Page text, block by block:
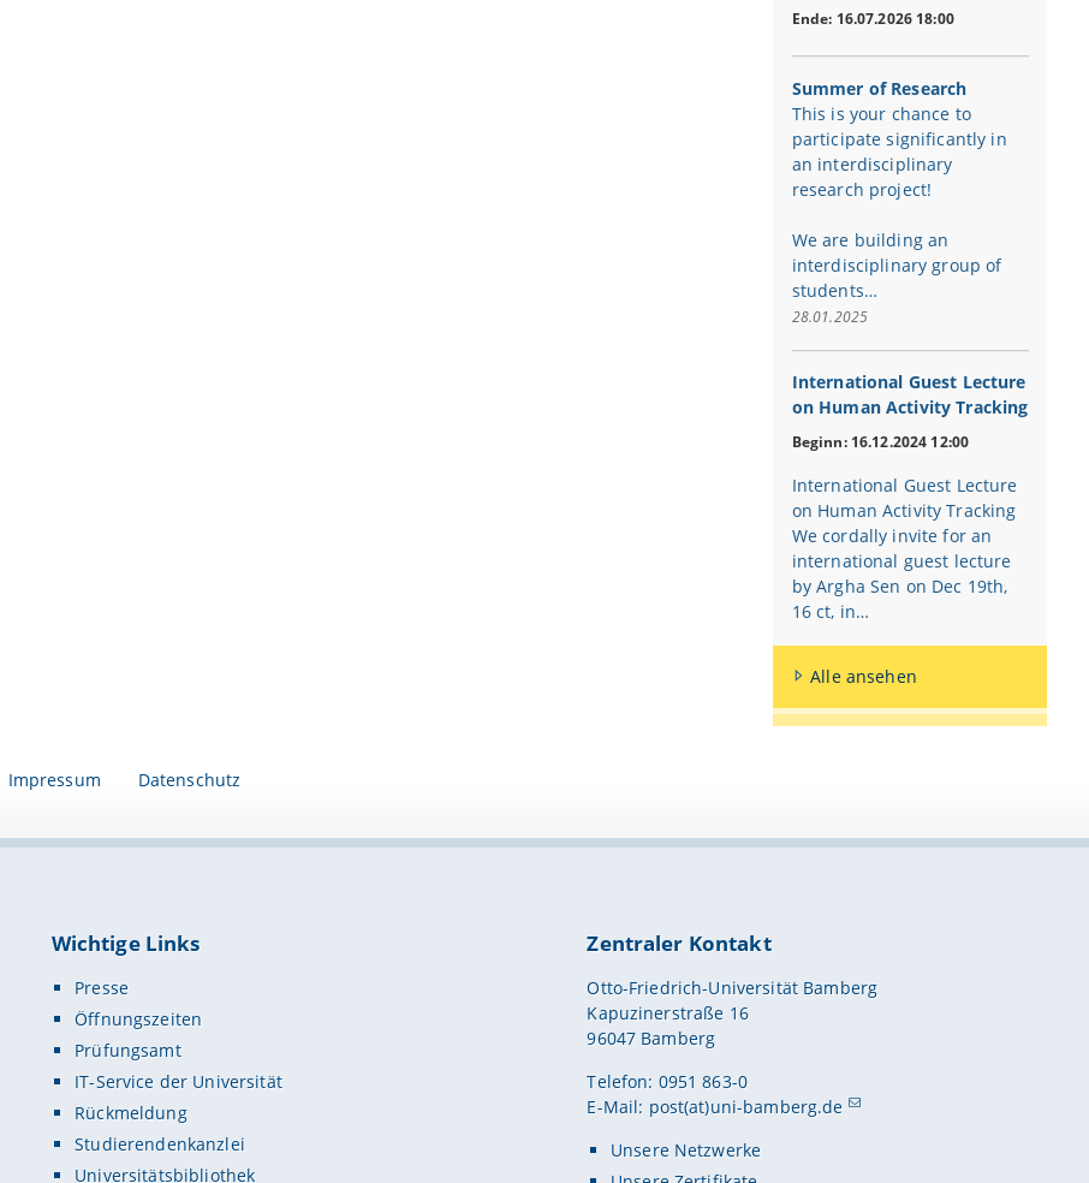
Ende: 16.07.2026 18:00
Summer of Research
This is your chance to
participate significantly in
an interdisciplinary
research project!
We are building an
interdisciplinary group of
students…
28.01.2025
International Guest Lecture
on Human Activity Tracking
Beginn: 16.12.2024 12:00
International Guest Lecture
on Human Activity Tracking
We cordally invite for an
international guest lecture
by Argha Sen on Dec 19th,
16 ct, in…
Alle ansehen
Impressum Datenschutz
Wichtige Links
Presse
Öffnungszeiten
Prüfungsamt
IT-Service der Universität
Rückmeldung
Studierendenkanzlei
Universitätsbibliothek
Zentraler Kontakt
Otto-Friedrich-Universität Bamberg
Kapuzinerstraße 16
96047 Bamberg
Telefon: 0951 863-0
E-Mail: post(at)uni-bamberg.de
Unsere Netzwerke